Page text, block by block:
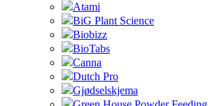
Atami
BiG Plant Science
Biobizz
BioTabs
Canna
Dutch Pro
Gjødselskjema